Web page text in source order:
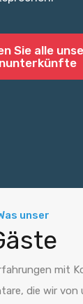
Sie alle
unser
mit
die wir von